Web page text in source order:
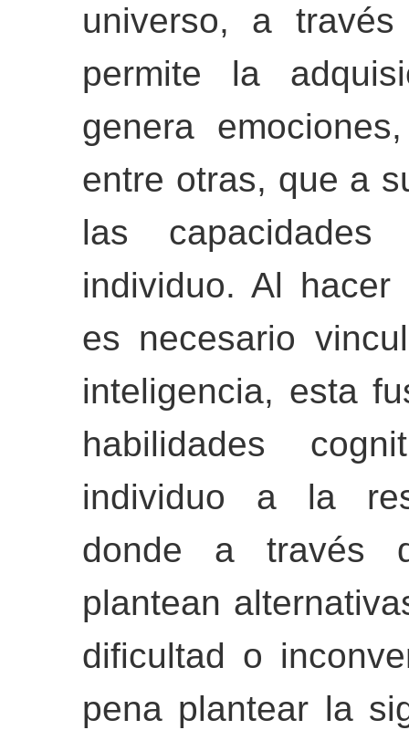
universo, a
permite la
genera
entre otras, que a
las capacidades
individuo. Al hacer
es necesario
inteligencia, esta
habilidades
individuo a la
donde a través
plantean
dificultad o
pena plantear la